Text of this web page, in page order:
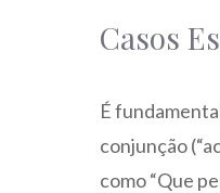
Casos
É
conjunção
como “Que